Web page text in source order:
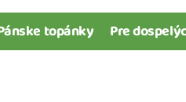
topánky Pre